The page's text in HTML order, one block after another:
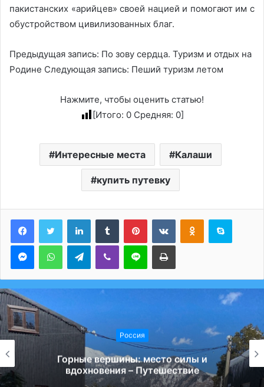
пакистанских «арийцев» своей нацией и помогают им с
обустройством цивилизованных благ.
Предыдущая запись: По зову сердца. Туризм и отдых на
Родине Следующая запись: Пеший туризм летом
Нажмите, чтобы оценить статью!
[Итого: 0Средняя: 0]
Интересные места Калаши
купить путевку
LinkedInTumblr PinterestВконтактеОдноклассники
Skype
MessengerWhatsAppTelegramViber Line Печатать
Россия
Горные вершины: место силы и
вдохновения – Путешествие